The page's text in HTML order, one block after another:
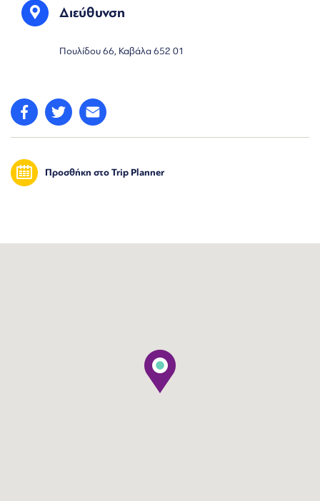
Διεύθυνση
Πουλίδου 66, Καβάλα 652 01
Προσθήκη στο Trip Planner